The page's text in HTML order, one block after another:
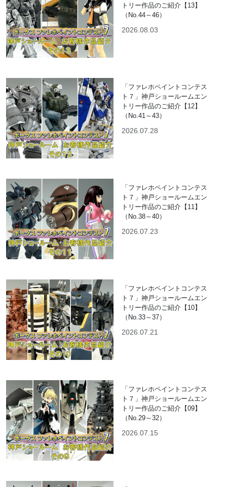
トリー作品のご紹介【13】
（No.44～46）
2026.08.03
「ファレホペイントコンテス
ト７」神戸ショールームエン
トリー作品のご紹介【12】
（No.41～43）
2026.07.28
「ファレホペイントコンテス
ト７」神戸ショールームエン
トリー作品のご紹介【11】
（No.38～40）
2026.07.23
「ファレホペイントコンテス
ト７」神戸ショールームエン
トリー作品のご紹介【10】
（No.33～37）
2026.07.21
「ファレホペイントコンテス
ト７」神戸ショールームエン
トリー作品のご紹介【09】
（No.29～32）
2026.07.15